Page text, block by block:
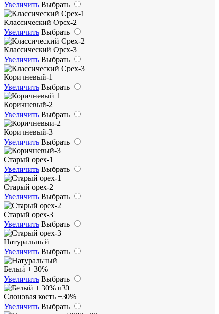
Увеличить Выбрать
Классический Орех-2
Увеличить Выбрать
Классический Орех-3
Увеличить Выбрать
Коричневый-1
Увеличить Выбрать
Коричневый-2
Увеличить Выбрать
Коричневый-3
Увеличить Выбрать
Старый орех-1
Увеличить Выбрать
Старый орех-2
Увеличить Выбрать
Старый орех-3
Увеличить Выбрать
Натуральный
Увеличить Выбрать
Белый + 30%
Увеличить Выбрать
Слоновая кость +30%
Увеличить Выбрать